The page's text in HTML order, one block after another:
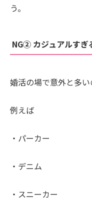
う。
NG② カジュアルすぎ
婚活の場で意外と多い
例えば
・パーカー
・デニム
・スニーカー